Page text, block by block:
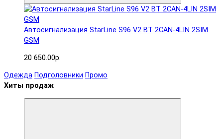
Автосигнализация StarLine S96 V2 BT 2CAN-4LIN 2SIM
GSM
20 650.00р.
Одежда Подголовники Промо
Хиты продаж